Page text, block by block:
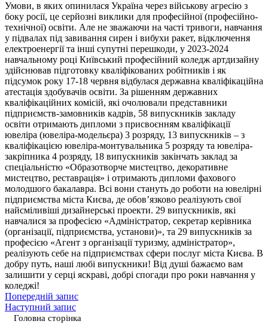
Умови, в яких опинилася Україна через військову агресію з
боку росії, це серйозні виклики для професійної (професійно-
технічної) освіти. Але не зважаючи на часті тривоги, навчання
у підвалах під завивання сирен і вибухи ракет, відключення
електроенергії та інші супутні перешкоди, у 2023-2024
навчальному році Київський професійний коледж артдизайну
здійснював підготовку кваліфікованих робітників і як
підсумок року 17-18 червня відбулася державна кваліфікаційна
атестація здобувачів освіти. За рішенням державних
кваліфікаційних комісій, які очолювали представники
підприємств-замовників кадрів, 58 випускників закладу
освіти отримають дипломи з присвоєнням кваліфікації
ювеліра (ювеліра-модельєра) 3 розряду, 13 випускників – з
кваліфікацією ювеліра-монтувальника 5 розряду та ювеліра-
закріпника 4 розряду, 18 випускників закінчать заклад за
спеціальністю «Образотворче мистецтво, декоративне
мистецтво, реставрація» і отримають дипломи фахового
молодшого бакалавра. Всі вони стануть до роботи на ювелірні
підприємства міста Києва, де обов’язково реалізують свої
найсміливіші дизайнерські проекти. 29 випускників, які
навчалися за професією «Адміністратор, секретар керівника
(організації, підприємства, установи)», та 29 випускників за
професією «Агент з організації туризму, адміністратор»,
реалізують себе на підприємствах сфери послуг міста Києва. В
добру путь, наші любі випускники! Від душі бажаємо вам
залишити у серці яскраві, добрі спогади про роки навчання у
коледжі!
Попередній запис
Наступний запис
Головна сторінка